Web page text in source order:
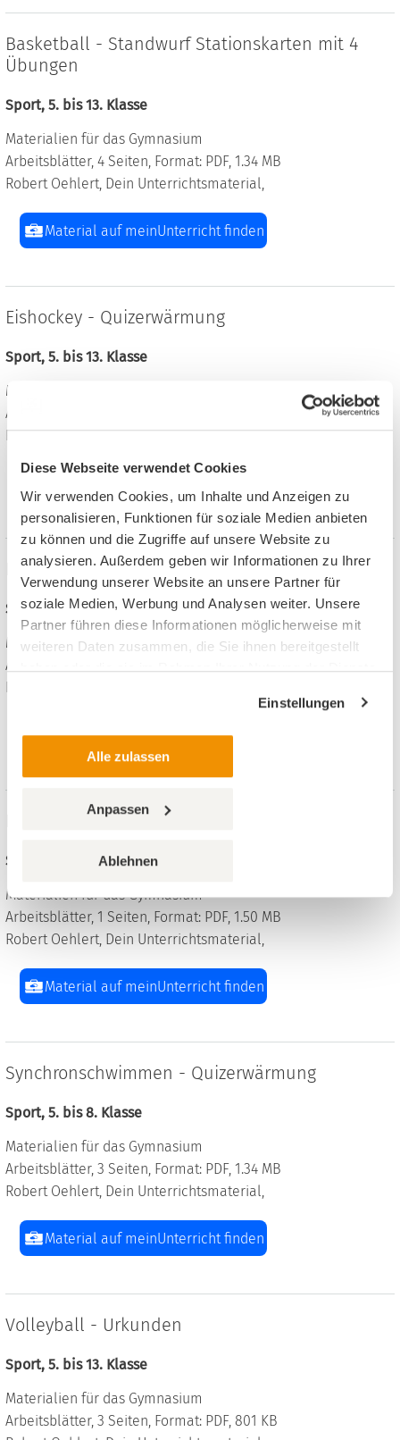
Diese Webseite verwendet Cookies
Wir verwenden Cookies, um Inhalte und Anzeigen zu
personalisieren, Funktionen für soziale Medien anbieten
zu können und die Zugriffe auf unsere Website zu
analysieren. Außerdem geben wir Informationen zu Ihrer
Verwendung unserer Website an unsere Partner für
soziale Medien, Werbung und Analysen weiter. Unsere
Partner führen diese Informationen möglicherweise mit
weiteren Daten zusammen, die Sie ihnen bereitgestellt
haben oder die sie im Rahmen Ihrer Nutzung der Dienste
Einstellungen
Alle zulassen
Anpassen
Ablehnen
Basketball - Standwurf Stationskarten mit 4
Übungen
Sport, 5. bis 13. Klasse
Materialien für das Gymnasium
Arbeitsblätter, 4 Seiten, Format: PDF, 1.34 MB
Robert Oehlert, Dein Unterrichtsmaterial,
Material auf meinUnterricht finden
Eishockey - Quizerwärmung
Sport, 5. bis 13. Klasse
Materialien für das Gymnasium
Arbeitsblätter, 2 Seiten, Format: PDF, 957 KB
Robert Oehlert, Dein Unterrichtsmaterial,
Eishockey - Geschichte Sachtext und Aufgaben
Sport, 5. bis 8. Klasse
Materialien für das Gymnasium
Arbeitsblätter, 5 Seiten, Format: PDF, 909 KB
Robert Oehlert, Dein Unterrichtsmaterial,
Material auf meinUnterricht finden
Basketball - Standwurf Technikbeschreibung
Sport, 5. bis 13. Klasse
Materialien für das Gymnasium
Arbeitsblätter, 1 Seiten, Format: PDF, 1.50 MB
Robert Oehlert, Dein Unterrichtsmaterial,
Material auf meinUnterricht finden
Synchronschwimmen - Quizerwärmung
Sport, 5. bis 8. Klasse
Materialien für das Gymnasium
Arbeitsblätter, 3 Seiten, Format: PDF, 1.34 MB
Robert Oehlert, Dein Unterrichtsmaterial,
Material auf meinUnterricht finden
Volleyball - Urkunden
Sport, 5. bis 13. Klasse
Materialien für das Gymnasium
Arbeitsblätter, 3 Seiten, Format: PDF, 801 KB